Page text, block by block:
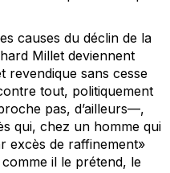
causes du déclin de la
Millet deviennent
revendique sans cesse
tout, politiquement
pas, d’ailleurs—,
qui, chez un homme qui
excès de raffinement»
il le prétend, le